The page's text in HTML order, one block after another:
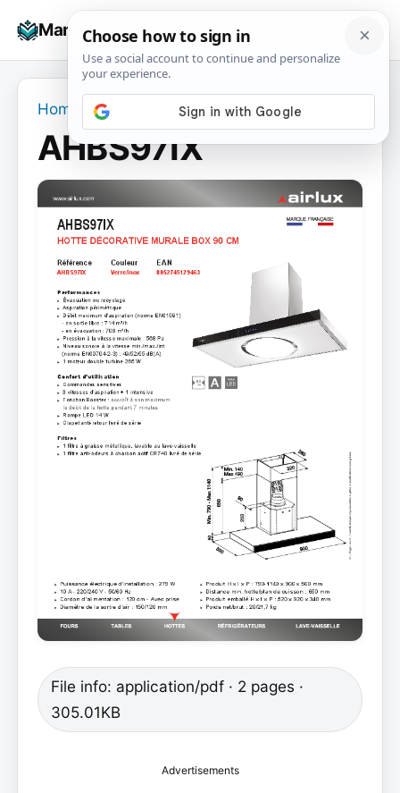
Manuals+
☰
Home AHBS97IX
AHBS97IX
File info: application/pdf · 2 pages ·
305.01KB
Advertisements